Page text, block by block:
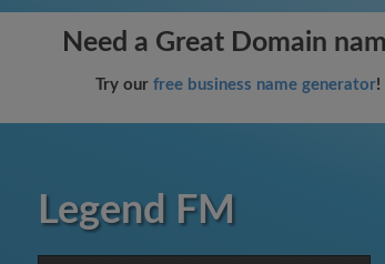
Need a Great Domain
Try our free business name generator!
Legend FM